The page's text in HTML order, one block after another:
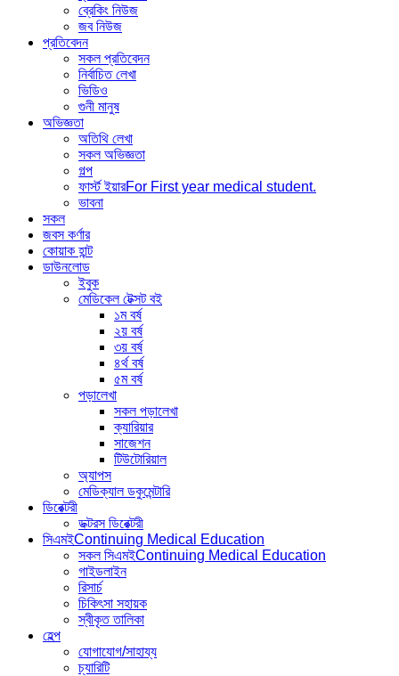
ব্রেকিং নিউজ
জব নিউজ
প্রতিবেদন
সকল প্রতিবেদন
নির্বাচিত লেখা
ভিডিও
গুনী মানুষ
অভিজ্ঞতা
অতিথি লেখা
সকল অভিজ্ঞতা
গল্প
ফার্স্ট ইয়ারFor First year medical student.
ভাবনা
সকল
জবস কর্ণার
কোয়াক হান্ট
ডাউনলোড
ইবুক
মেডিকেল টেক্সট বই
১ম বর্ষ
২য় বর্ষ
৩য় বর্ষ
৪র্থ বর্ষ
৫ম বর্ষ
পড়ালেখা
সকল পড়ালেখা
ক্যারিয়ার
সাজেশন
টিউটোরিয়াল
অ্যাপস
মেডিক্যাল ডকুমেন্টারি
ডিরেক্টরী
ডক্টরস ডিরেক্টরী
সিএমইContinuing Medical Education
সকল সিএমইContinuing Medical Education
গাইডলাইন
রিসার্চ
চিকিৎসা সহায়ক
স্বীকৃত তালিকা
হেল্প
যোগাযোগ/সাহায্য
চ্যারিটি